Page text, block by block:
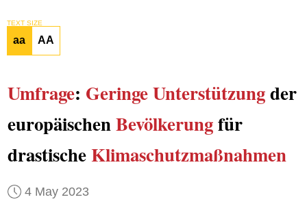
TEXT SIZE
aa AA
Umfrage: Geringe Unterstützungder
europäischenBevölkerungfür
drastischeKlimaschutzmaßnahmen
4 May 2023